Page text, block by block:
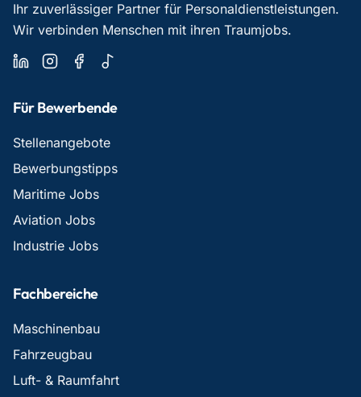
Ihr zuverlässiger Partner für Personaldienstleistungen.
Wir verbinden Menschen mit ihren Traumjobs.
Für Bewerbende
Stellenangebote
Bewerbungstipps
Maritime Jobs
Aviation Jobs
Industrie Jobs
Fachbereiche
Maschinenbau
Fahrzeugbau
Luft- & Raumfahrt